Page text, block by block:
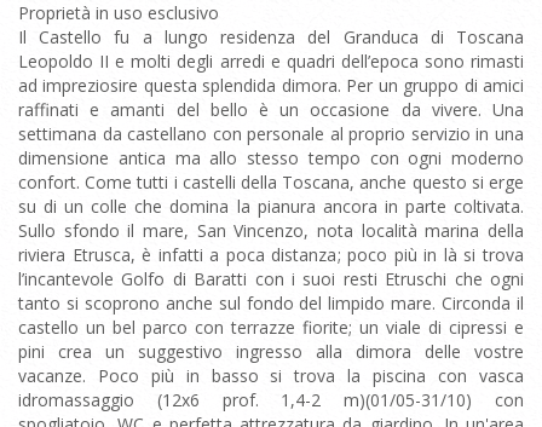
Proprietà in uso esclusivo
Il Castello fu a lungo residenza del Granduca di Toscana
Leopoldo II e molti degli arredi e quadri dell’epoca sono rimasti
ad impreziosire questa splendida dimora. Per un gruppo di amici
raffinati e amanti del bello è un occasione da vivere. Una
settimana da castellano con personale al proprio servizio in una
dimensione antica ma allo stesso tempo con ogni moderno
confort. Come tutti i castelli della Toscana, anche questo si erge
su di un colle che domina la pianura ancora in parte coltivata.
Sullo sfondo il mare, San Vincenzo, nota località marina della
riviera Etrusca, è infatti a poca distanza; poco più in là si trova
l’incantevole Golfo di Baratti con i suoi resti Etruschi che ogni
tanto si scoprono anche sul fondo del limpido mare. Circonda il
castello un bel parco con terrazze fiorite; un viale di cipressi e
pini crea un suggestivo ingresso alla dimora delle vostre
vacanze. Poco più in basso si trova la piscina con vasca
idromassaggio (12x6 prof. 1,4-2 m)(01/05-31/10) con